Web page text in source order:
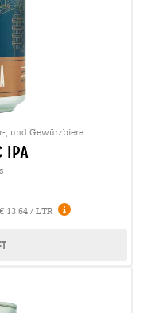
, und Gewürzbiere
ipa
13,64 / LTR